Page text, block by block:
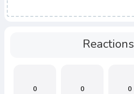
Reactions
0 0 0